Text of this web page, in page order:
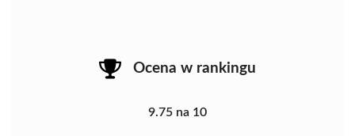
Ocena w rankingu
9.75 na 10